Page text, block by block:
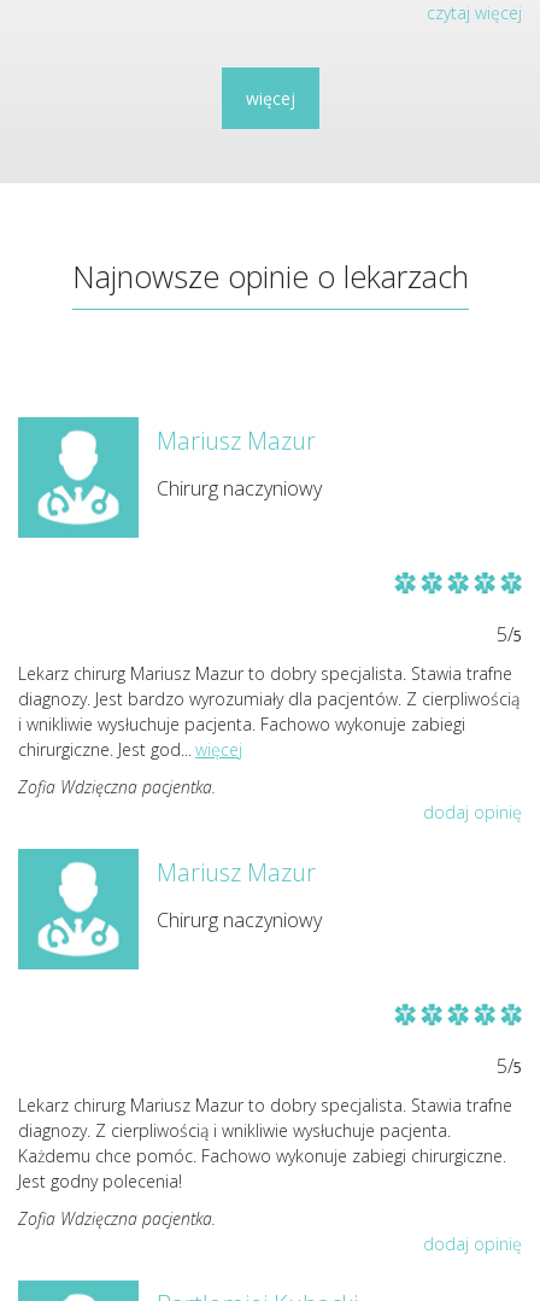
czytaj więcej
więcej
Najnowsze opinie o lekarzach
Mariusz Mazur
Chirurg naczyniowy
5/5
Lekarz chirurg Mariusz Mazur to dobry specjalista. Stawia trafne
diagnozy. Jest bardzo wyrozumiały dla pacjentów. Z cierpliwością
i wnikliwie wysłuchuje pacjenta. Fachowo wykonuje zabiegi
chirurgiczne. Jest god
więcej
Zofia Wdzięczna pacjentka.
dodaj opinię
Mariusz Mazur
Chirurg naczyniowy
5/5
Lekarz chirurg Mariusz Mazur to dobry specjalista. Stawia trafne
diagnozy. Z cierpliwością i wnikliwie wysłuchuje pacjenta.
Każdemu chce pomóc. Fachowo wykonuje zabiegi chirurgiczne.
Jest godny polecenia!
Zofia Wdzięczna pacjentka.
dodaj opinię